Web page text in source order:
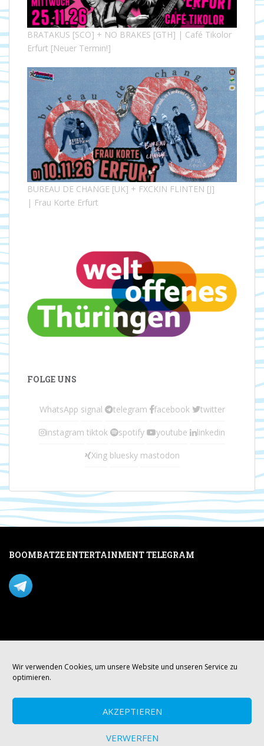
Wir verwenden Cookies, um unsere Website und unseren Service zu
optimieren.
AKZEPTIEREN
VERWERFEN
BRATAKUS [SCO] + NO BRAKES [GTH] | Café Tikolor
Erfurt [Neuer Termin!]
BUREAU DE CHANGE [UK] + FXCKIN FLINTEN [J]
| Frau Korte Erfurt
FOLGE UNS
WhatsApp signal telegram facebook twitter
instagram tiktok spotify youtube linkedin
Xing bluesky mastodon
BOOMBATZE ENTERTAINMENT TELEGRAM